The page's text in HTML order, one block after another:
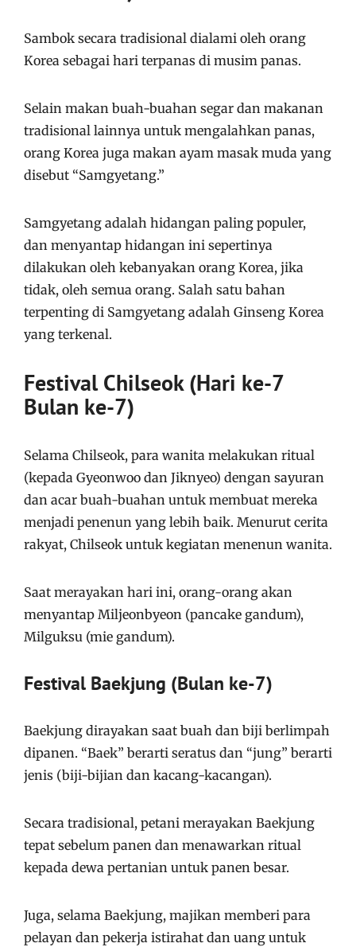
Sambok secara tradisional dialami oleh orang
Korea sebagai hari terpanas di musim panas.
Selain makan buah-buahan segar dan makanan
tradisional lainnya untuk mengalahkan panas,
orang Korea juga makan ayam masak muda yang
disebut “Samgyetang.”
Samgyetang adalah hidangan paling populer,
dan menyantap hidangan ini sepertinya
dilakukan oleh kebanyakan orang Korea, jika
tidak, oleh semua orang. Salah satu bahan
terpenting di Samgyetang adalah Ginseng Korea
yang terkenal.
Festival Chilseok (Hari ke-7
Bulan ke-7)
Selama Chilseok, para wanita melakukan ritual
(kepada Gyeonwoo dan Jiknyeo) dengan sayuran
dan acar buah-buahan untuk membuat mereka
menjadi penenun yang lebih baik. Menurut cerita
rakyat, Chilseok untuk kegiatan menenun wanita.
Saat merayakan hari ini, orang-orang akan
menyantap Miljeonbyeon (pancake gandum),
Milguksu (mie gandum).
Festival Baekjung (Bulan ke-7)
Baekjung dirayakan saat buah dan biji berlimpah
dipanen. “Baek” berarti seratus dan “jung” berarti
jenis (biji-bijian dan kacang-kacangan).
Secara tradisional, petani merayakan Baekjung
tepat sebelum panen dan menawarkan ritual
kepada dewa pertanian untuk panen besar.
Juga, selama Baekjung, majikan memberi para
pelayan dan pekerja istirahat dan uang untuk